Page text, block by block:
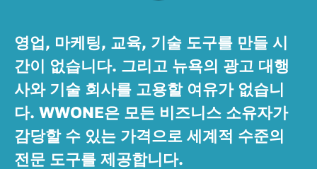
영업, 마케팅, 교육, 기술 도구를 만들 시
간이 없습니다. 그리고 뉴욕의 광고 대행
사와 기술 회사를 고용할 여유가 없습니
다. WWONE은 모든 비즈니스 소유자가
감당할 수 있는 가격으로 세계적 수준의
전문 도구를 제공합니다.